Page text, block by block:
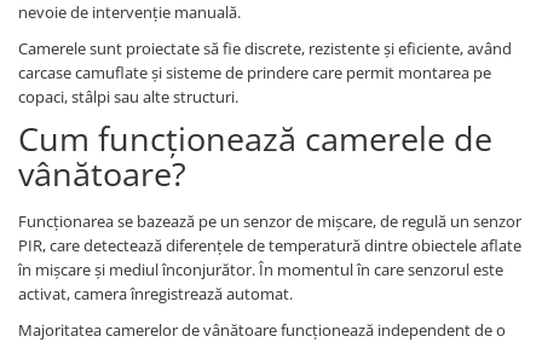
nevoie de intervenție manuală.
Camerele sunt proiectate să fie discrete, rezistente și eficiente, având
carcase camuflate și sisteme de prindere care permit montarea pe
copaci, stâlpi sau alte structuri.
Cum funcționează camerele de
vânătoare?
Funcționarea se bazează pe un senzor de mișcare, de regulă un senzor
PIR, care detectează diferențele de temperatură dintre obiectele aflate
în mișcare și mediul înconjurător. În momentul în care senzorul este
activat, camera înregistrează automat.
Majoritatea camerelor de vânătoare funcționează independent de o